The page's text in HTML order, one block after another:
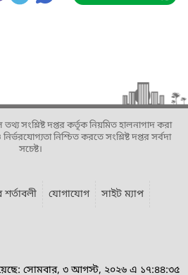
সংশ্লিষ্ট দপ্তর কর্তৃক নিয়মিত হালনাগাদ করা
নিশ্চিত করতে সংশ্লিষ্ট দপ্তর সর্বদা
সচেষ্ট।
শর্তাবলী যোগাযোগ
সাইট ম্যাপ
সোমবার, ৩ আগস্ট, ২০২৬ এ ১৭:৪৪:৩৫